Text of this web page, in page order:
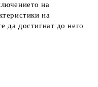
на
на
да достигнат до него